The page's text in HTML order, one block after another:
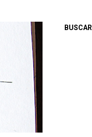
BUSCAR